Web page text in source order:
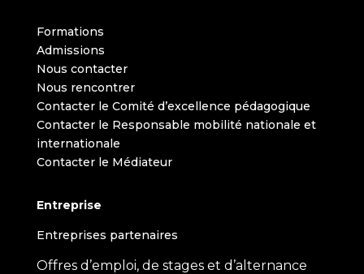
Formations
Admissions
Nous contacter
Nous rencontrer
Contacter le Comité d’excellence pédagogique
Contacter le Responsable mobilité nationale et
internationale
Contacter le Médiateur
Entreprise
Entreprises partenaires
Offres d’emploi, de stages et d’alternance